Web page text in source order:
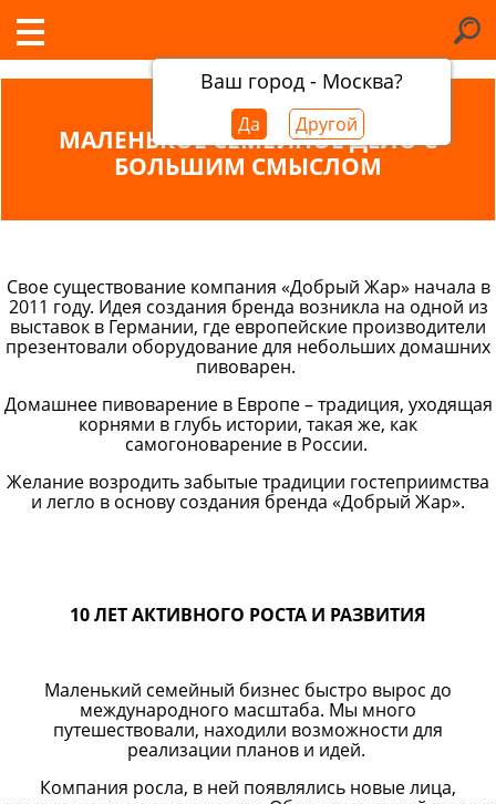
Ваш город - Москва?
Да Другой
МАЛЕНЬКОЕ СЕМЕЙНОЕ ДЕЛО С
БОЛЬШИМ СМЫСЛОМ
Свое существование компания «Добрый Жар» начала в
2011 году. Идея создания бренда возникла на одной из
выставок в Германии, где европейские производители
презентовали оборудование для небольших домашних
пивоварен.
Домашнее пивоварение в Европе – традиция, уходящая
корнями в глубь истории, такая же, как
самогоноварение в России.
Желание возродить забытые традиции гостеприимства
и легло в основу создания бренда «Добрый Жар».
10 ЛЕТ АКТИВНОГО РОСТА И РАЗВИТИЯ
Маленький семейный бизнес быстро вырос до
международного масштаба. Мы много
путешествовали, находили возможности для
реализации планов и идей.
Компания росла, в ней появлялись новые лица,